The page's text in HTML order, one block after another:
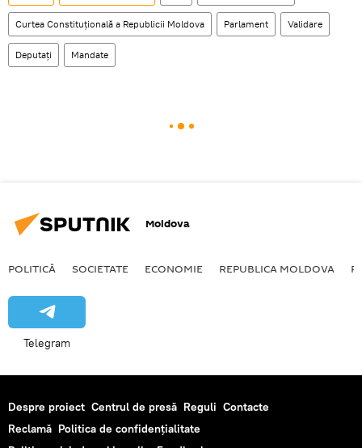
Curtea Constituţională a Republicii Moldova Parlament Validare
Deputaţi Mandate
Moldova
POLITICĂ SOCIETATE ECONOMIE REPUBLICA MOLDOVA
Telegram
Despre proiect Centrul de presă Reguli Contacte
Reclamă Politica de confidențialitate